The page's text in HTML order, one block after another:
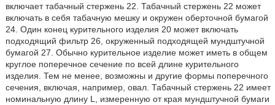
включает табачный стержень 22. Табачный стержень 22 может
включать в себя табачную мешку и окружен оберточной бумагой
24. Один конец курительного изделия 20 может включать
подходящий фильтр 26, окруженный подходящей мундштучной
бумагой 27. Обычно курительное изделие может иметь в общем
круглое поперечное сечение по всей длине курительного
изделия. Тем не менее, возможны и другие формы поперечного
сечения, включая, например, овал. Табачный стержень 22 имеет
номинальную длину L, измеренную от края мундштучной бумаги